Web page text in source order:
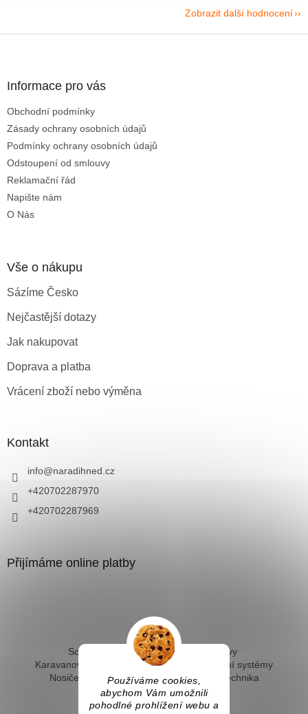
Používáme cookies,
abychom Vám umožnili
pohodlné prohlížení webu a
Zobrazit další hodnocení
Informace pro vás
Obchodní podmínky
Zásady ochrany osobních údajů
Podmínky ochrany osobních údajů
Odstoupení od smlouvy
Reklamační řád
Napište nám
O Nás
Vše o nákupu
Sázíme Česko
Nejčastější dotazy
Jak nakupovat
Doprava a platba
Vrácení zboží nebo výměna
Kontakt
info@naradihned.cz
+420702287970
+420702287969
Přijímáme online platby
Solární ohřev vody - kompletní sestavy
Karavanové solární systémy
Ostrovní solární systémy
Nosiče kol na tažné
Hevery a dílenská technika
Fotovoltaický ohřev vody